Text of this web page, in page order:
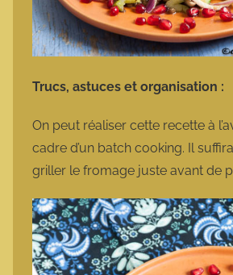
Trucs, astuces et organisation :
On peut réaliser cette recette à
cadre d’un batch cooking. Il
griller le fromage juste avant de